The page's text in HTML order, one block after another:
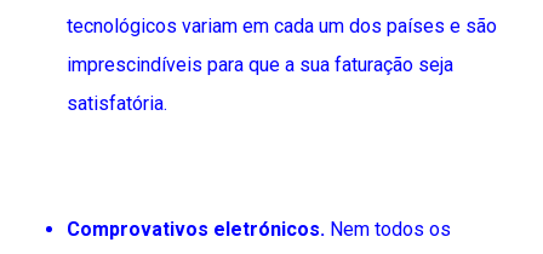
tecnológicos variam em cada um dos países e são
imprescindíveis para que a sua faturação seja
satisfatória.
Comprovativos eletrónicos. Nem todos os